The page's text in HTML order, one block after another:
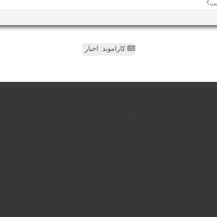
کاراموند: اخبار